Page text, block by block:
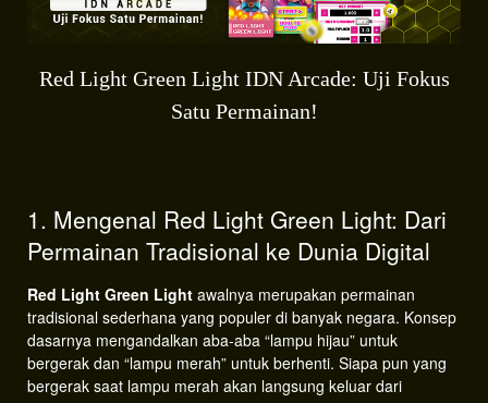
Red Light Green Light IDN Arcade: Uji Fokus
Satu Permainan!
1. Mengenal Red Light Green Light: Dari
Permainan Tradisional ke Dunia Digital
Red Light Green Light awalnya merupakan permainan
tradisional sederhana yang populer di banyak negara. Konsep
dasarnya mengandalkan aba-aba “lampu hijau” untuk
bergerak dan “lampu merah” untuk berhenti. Siapa pun yang
bergerak saat lampu merah akan langsung keluar dari